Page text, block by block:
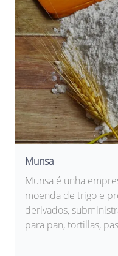
Munsa
Munsa é unha
moenda de trigo e
derivados,
para pan, tortillas,